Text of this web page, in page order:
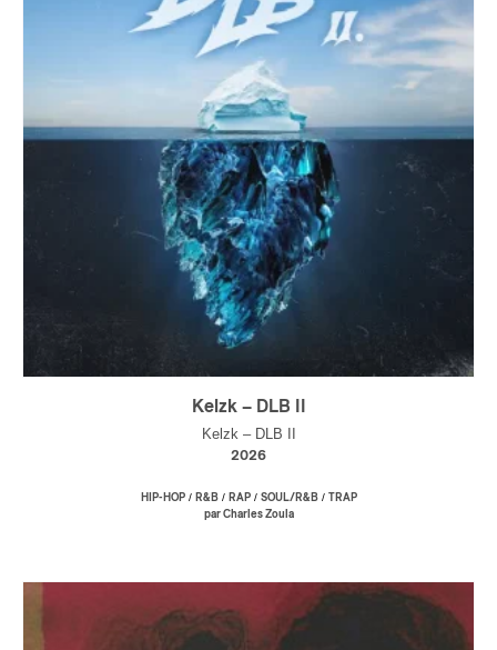
Kelzk – DLB II
Kelzk – DLB II
2026
HIP-HOP/ R&B/ RAP/ SOUL/R&B/ TRAP
par Charles Zoula